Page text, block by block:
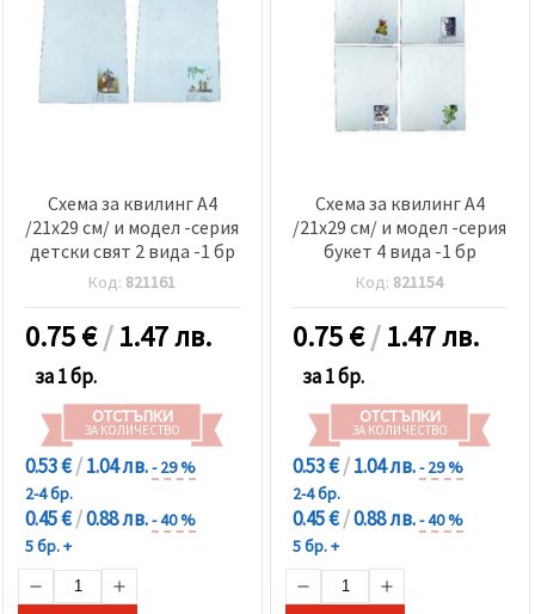
Схема за квилинг А4
/21x29 см/ и модел -серия
детски свят 2 вида -1 бр
Код: 821161
0.75€/1.47 лв.
за 1 бр.
ОТСТЪПКИ
ЗА КОЛИЧЕСТВО
0.53 €/1.04 лв.- 29 %
2-4 бр.
0.45 €/0.88 лв.- 40 %
5 бр. +
Схема за квилинг А4
/21x29 см/ и модел -серия
букет 4 вида -1 бр
Код: 821154
0.75€/1.47 лв.
за 1 бр.
ОТСТЪПКИ
ЗА КОЛИЧЕСТВО
0.53 €/1.04 лв.- 29 %
2-4 бр.
0.45 €/0.88 лв.- 40 %
5 бр. +